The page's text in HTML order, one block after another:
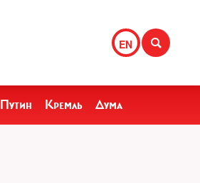
EN
Путин Кремль Дума